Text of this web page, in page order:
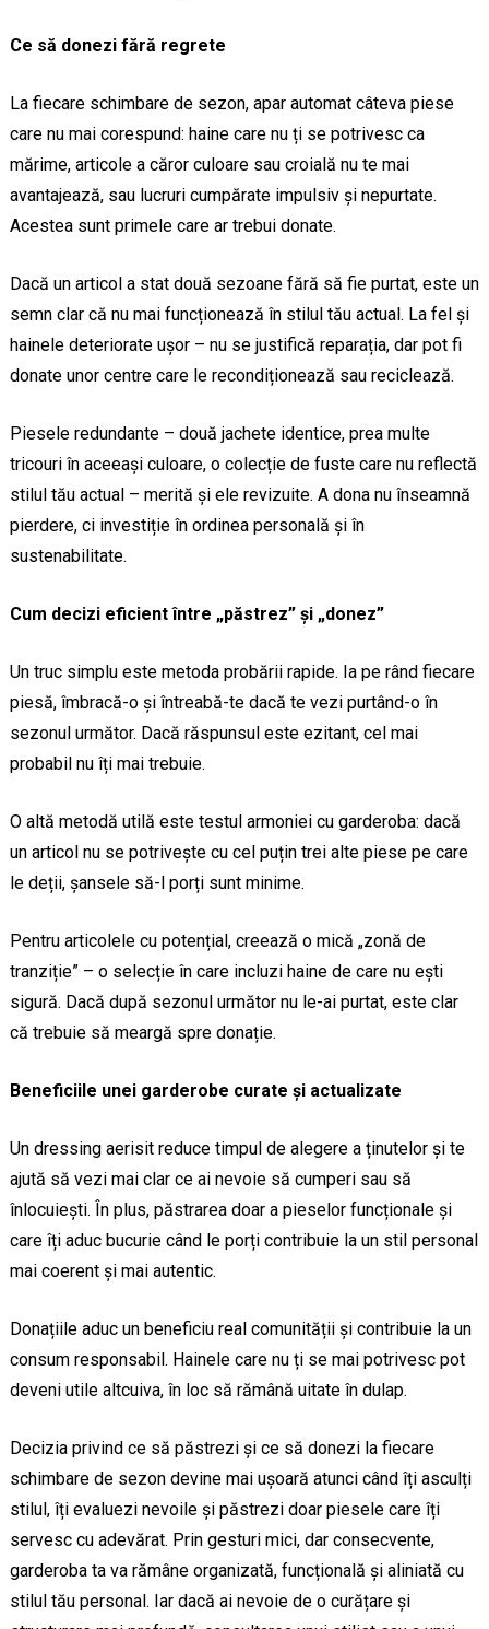
Ce să donezi fără regrete
La fiecare schimbare de sezon, apar automat câteva piese
care nu mai corespund: haine care nu ți se potrivesc ca
mărime, articole a căror culoare sau croială nu te mai
avantajează, sau lucruri cumpărate impulsiv și nepurtate.
Acestea sunt primele care ar trebui donate.
Dacă un articol a stat două sezoane fără să fie purtat, este un
semn clar că nu mai funcționează în stilul tău actual. La fel și
hainele deteriorate ușor – nu se justifică reparația, dar pot fi
donate unor centre care le recondiționează sau reciclează.
Piesele redundante – două jachete identice, prea multe
tricouri în aceeași culoare, o colecție de fuste care nu reflectă
stilul tău actual – merită și ele revizuite. A dona nu înseamnă
pierdere, ci investiție în ordinea personală și în
sustenabilitate.
Cum decizi eficient între „păstrez” și „donez”
Un truc simplu este metoda probării rapide. Ia pe rând fiecare
piesă, îmbracă-o și întreabă-te dacă te vezi purtând-o în
sezonul următor. Dacă răspunsul este ezitant, cel mai
probabil nu îți mai trebuie.
O altă metodă utilă este testul armoniei cu garderoba: dacă
un articol nu se potrivește cu cel puțin trei alte piese pe care
le deții, șansele să-l porți sunt minime.
Pentru articolele cu potențial, creează o mică „zonă de
tranziție” – o selecție în care incluzi haine de care nu ești
sigură. Dacă după sezonul următor nu le-ai purtat, este clar
că trebuie să meargă spre donație.
Beneficiile unei garderobe curate și actualizate
Un dressing aerisit reduce timpul de alegere a ținutelor și te
ajută să vezi mai clar ce ai nevoie să cumperi sau să
înlocuiești. În plus, păstrarea doar a pieselor funcționale și
care îți aduc bucurie când le porți contribuie la un stil personal
mai coerent și mai autentic.
Donațiile aduc un beneficiu real comunității și contribuie la un
consum responsabil. Hainele care nu ți se mai potrivesc pot
deveni utile altcuiva, în loc să rămână uitate în dulap.
Decizia privind ce să păstrezi și ce să donezi la fiecare
schimbare de sezon devine mai ușoară atunci când îți asculți
stilul, îți evaluezi nevoile și păstrezi doar piesele care îți
servesc cu adevărat. Prin gesturi mici, dar consecvente,
garderoba ta va rămâne organizată, funcțională și aliniată cu
stilul tău personal. Iar dacă ai nevoie de o curățare și